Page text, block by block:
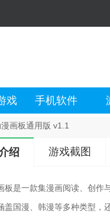
戏 手机软件
画板通用版 v1.1
绍 游戏截图
板是一款集漫画阅读、创作
盖国漫、韩漫等多种类型，